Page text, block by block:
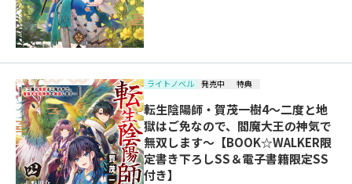
ライトノベル 発売中 特典
転生陰陽師・賀茂一樹4～二度と地
獄はご免なので、閻魔大王の神気で
無双します～【BOOK☆WALKER限
定書き下ろしSS＆電子書籍限定SS
付き】